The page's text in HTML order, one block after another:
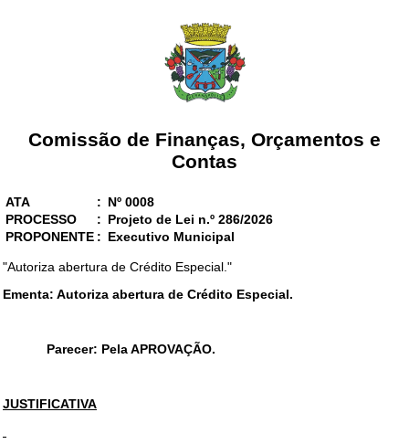
Comissão de Finanças, Orçamentos e
Contas
ATA : Nº 0008
PROCESSO
: Projeto de Lei n.º 286/2026
PROPONENTE : Executivo Municipal
"Autoriza abertura de Crédito Especial."
Ementa: Autoriza abertura de Crédito Especial.
Parecer: Pela APROVAÇÃO.
JUSTIFICATIVA